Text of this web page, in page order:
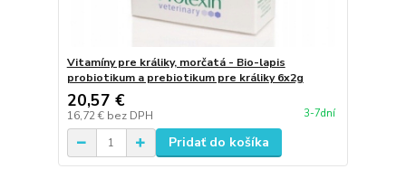
Vitamíny pre králiky, morčatá - Bio-lapis
probiotikum a prebiotikum pre králiky 6x2g
20,57 €
16,72 € bez DPH 3-7dní
Pridať do košíka